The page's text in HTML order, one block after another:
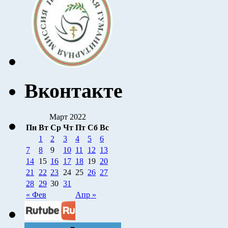
Вконтакте
Март 2022
Пн Вт Ср Чт Пт Сб Вс
« Фев Апр »
1 2 3 4 5
6
7
8 9 10 11 12 13
14 15 16 17 18 19 20
21
22 23 24 25 26 27
28 29 30 31